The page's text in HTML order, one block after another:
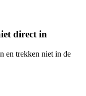
direct in
en trekken niet in de